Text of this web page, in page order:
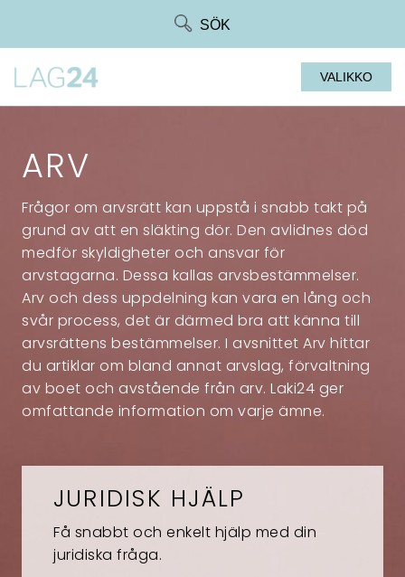
SÖK
VALIKKO
ARV
Frågor om arvsrätt kan uppstå i snabb takt på
grund av att en släkting dör. Den avlidnes död
medför skyldigheter och ansvar för
arvstagarna. Dessa kallas arvsbestämmelser.
Arv och dess uppdelning kan vara en lång och
svår process, det är därmed bra att känna till
arvsrättens bestämmelser. I avsnittet Arv hittar
du artiklar om bland annat arvslag, förvaltning
av boet och avstående från arv. Laki24 ger
omfattande information om varje ämne.
JURIDISK HJÄLP
Få snabbt och enkelt hjälp med din
juridiska fråga.